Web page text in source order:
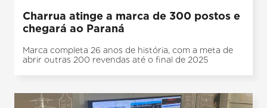
Charrua atinge a marca de 300 postos e
chegará ao Paraná
Marca completa 26 anos de história, com a meta de
abrir outras 200 revendas até o final de 2025